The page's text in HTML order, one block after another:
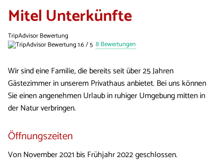
Mitel Unterkünfte
TripAdvisor Bewertung
8 Bewertungen
Wir sind eine Familie, die bereits seit über 25 Jahren
Gästezimmer in unserem Privathaus anbietet. Bei uns können
Sie einen angenehmen Urlaub in ruhiger Umgebung mitten in
der Natur verbringen.
Öffnungszeiten
Von November 2021 bis Frühjahr 2022 geschlossen.